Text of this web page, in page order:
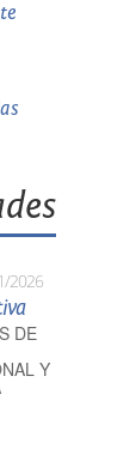
2026
DE
Y